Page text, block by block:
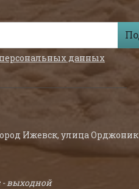
персональных данных
Ижевск, улица
- выходной